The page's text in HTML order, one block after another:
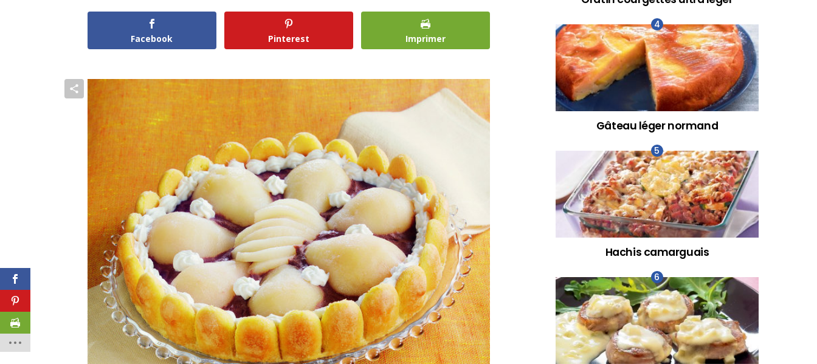
Facebook Pinterest Imprimer
Gâteau léger normand
Hachis camarguais